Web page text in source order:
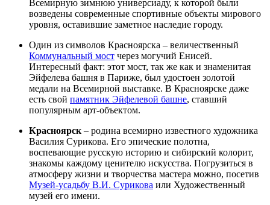
Всемирную зимнюю универсиаду, к которой были
возведены современные спортивные объекты мирового
уровня, оставившие заметное наследие городу.
Один из символов Красноярска – величественный
Коммунальный мост через могучий Енисей.
Интересный факт: этот мост, так же как и знаменитая
Эйфелева башня в Париже, был удостоен золотой
медали на Всемирной выставке. В Красноярске даже
есть свой памятник Эйфелевой башне, ставший
популярным арт-объектом.
Красноярск – родина всемирно известного художника
Василия Сурикова. Его эпические полотна,
воспевающие русскую историю и сибирский колорит,
знакомы каждому ценителю искусства. Погрузиться в
атмосферу жизни и творчества мастера можно, посетив
Музей-усадьбу В.И. Сурикова или Художественный
музей его имени.